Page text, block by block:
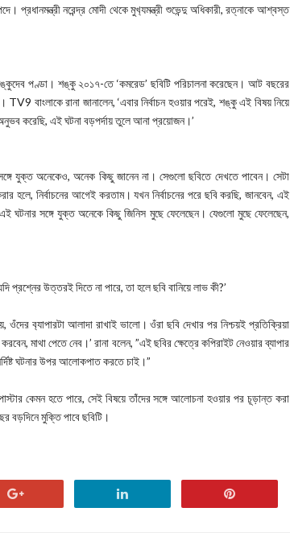
প্রধানমন্ত্রী নরেন্দ্র মোদী থেকে মুখ‍্যমন্ত্রী শুভেন্দু অধিকারী, রত্নাকে আশ্বস্ত
পণ্ডা। শঙ্কু ২০১৭-তে ‘কমরেড’ ছবিটি পরিচালনা করেছেন। আট বছরের
বাংলাকে রানা জানালেন, ‘‍এবার নির্বাচন হওয়ার পরেই, শঙ্কু এই বিষয় নিয়ে
করেছি, এই ঘটনা বড়পর্দায় তুলে আনা প্রয়োজন।’
যুক্ত অনেকেও, অনেক কিছু জানেন না। সেগুলো ছবিতে দেখতে পাবেন। সেটা
হলে, নির্বাচনের আগেই করতাম। যখন নির্বাচনের পরে ছবি করছি, জানবেন, এই
ঘটনার সঙ্গে যুক্ত অনেকে কিছু জিনিস মুছে ফেলেছেন। যেগুলো মুছে ফেলেছেন,
উত্তরই দিতে না পারে, তা হলে ছবি বানিয়ে লাভ কী?’
ব‍্যাপারটা আলাদা রাখাই ভালো। ওঁরা ছবি দেখার পর নিশ্চয়ই প্রতিক্রিয়া
মাথা পেতে নেব।’ রানা বলেন, ”এই ছবির ক্ষেত্রে কপিরাইট নেওয়ার ব্যাপার
ঘটনার উপর আলোকপাত করতে চাই।”
কেমন হতে পারে, সেই বিষয়ে তাঁদের সঙ্গে আলোচনা হওয়ার পর চূড়ান্ত করা
বড়দিনে মুক্তি পাবে ছবিটি।